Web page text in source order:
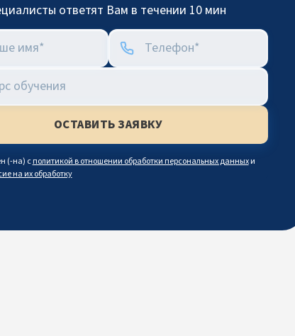
ответят Вам в течении 10 мин
(-на) сполитикой в отношении обработки персональных данныхи
на их обработку